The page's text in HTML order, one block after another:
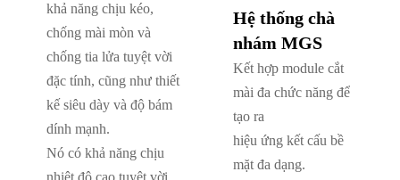
khả năng chịu kéo,
chống mài mòn và
chống tia lửa tuyệt vời
đặc tính, cũng như thiết
kế siêu dày và độ bám
dính mạnh.
Nó có khả năng chịu
nhiệt độ cao tuyệt vời
Hệ thống chà
nhám MGS
Kết hợp module cắt
mài đa chức năng để
tạo ra
hiệu ứng kết cấu bề
mặt đa dạng.